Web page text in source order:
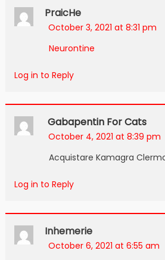
PraicHe
October 3, 2021 at 8:31 pm
Neurontine
Log in to Reply
Gabapentin For Cats
October 4, 2021 at 8:39 pm
Acquistare Kamagra
Log in to Reply
Inhemerie
October 6, 2021 at 6:55 am